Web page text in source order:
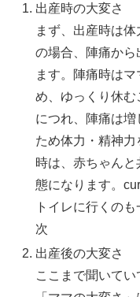
出産時の大変さ
まず、出産時は
の場合、陣痛から
ます。陣痛時は
め、ゆっくり休む
につれ、陣痛は
ため体力・精神
時は、赤ちゃん
態になります。
トイレに行くの
次
出産後の大変さ
ここまで聞いてい